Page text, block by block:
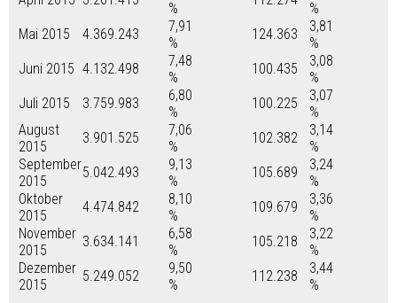
%
%
Mai 2015
4.369.243
7,91
%
124.363
3,81
%
Juni 2015 4.132.498
7,48
%
100.435
3,08
%
Juli 2015
3.759.983
6,80
%
100.225
3,07
%
August
2015
3.901.525
7,06
%
102.382
3,14
%
September
2015
5.042.493
9,13
%
105.689
3,24
%
Oktober
2015
4.474.842
8,10
%
109.679
3,36
%
November
2015
3.634.141
6,58
%
105.218
3,22
%
Dezember
2015
5.249.052
9,50
%
112.238
3,44
%